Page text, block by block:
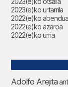
2023(e)ko urtarrila
2022(e)ko abendua
2022(e)ko azaroa
2022(e)ko urria
Adolfo Arejita